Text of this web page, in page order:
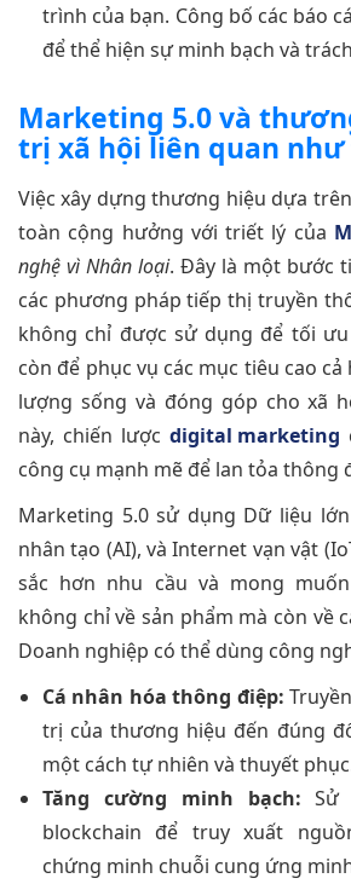
trình của bạn. Công bố các báo
để thể hiện sự minh bạch và
Marketing 5.0 và
trị xã hội liên quan như
Việc xây dựng thương hiệu dựa
toàn cộng hưởng với triết lý của
nghệ vì Nhân loại. Đây là một bước
các phương pháp tiếp thị truyền
không chỉ được sử dụng để tối
còn để phục vụ các mục tiêu cao
lượng sống và đóng góp cho xã
này, chiến lược digital marketing
công cụ mạnh mẽ để lan tỏa thông
Marketing 5.0 sử dụng Dữ liệu
nhân tạo (AI), và Internet vạn vật
sắc hơn nhu cầu và mong
không chỉ về sản phẩm mà còn về
Doanh nghiệp có thể dùng công
Cá nhân hóa thông điệp:
trị của thương hiệu đến đúng
một cách tự nhiên và thuyết
Tăng cường minh bạch: Sử
blockchain để truy xuất
chứng minh chuỗi cung ứng